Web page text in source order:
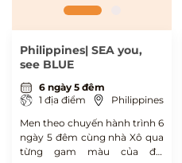
Philippines| SEA you,
see BLUE
6 ngày 5 đêm
1 địa điểm
Philippines
Men theo chuyến hành trình 6
ngày 5 đêm cùng nhà Xô qua
từng gam màu của đại